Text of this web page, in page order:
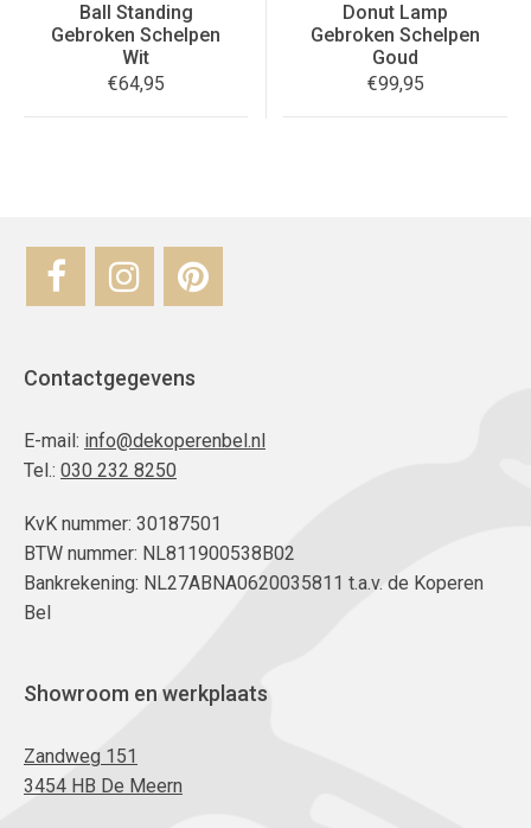
Ball Standing
Gebroken Schelpen
Wit
€64,95
Donut Lamp
Gebroken Schelpen
Goud
€99,95
Contactgegevens
E-mail: info@dekoperenbel.nl
Tel.: 030 232 8250
KvK nummer: 30187501
BTW nummer: NL811900538B02
Bankrekening: NL27ABNA0620035811 t.a.v. de Koperen
Bel
Showroom en werkplaats
Zandweg 151
3454 HB De Meern